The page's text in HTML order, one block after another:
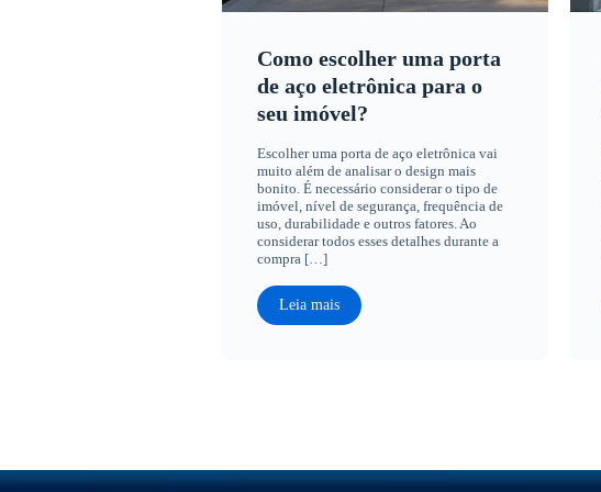
Como escolher uma porta
de aço eletrônica para o
seu imóvel?
Escolher uma porta de aço eletrônica vai
muito além de analisar o design mais
bonito. É necessário considerar o tipo de
imóvel, nível de segurança, frequência de
uso, durabilidade e outros fatores. Ao
considerar todos esses detalhes durante a
compra […]
Leia mais